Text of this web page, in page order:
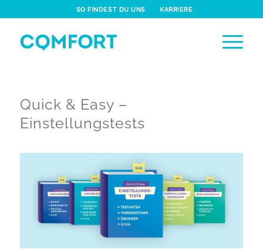
SO FINDEST DU UNS KARRIERE
Quick & Easy –
Einstellungstests